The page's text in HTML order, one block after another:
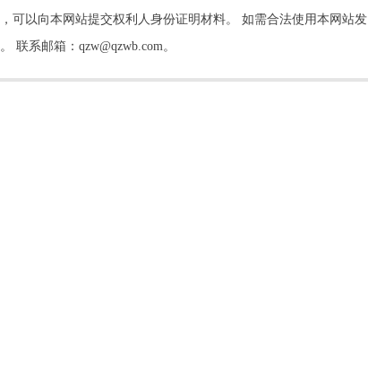
可以向本网站提交权利人身份证明材料。 如需合法使用本网站发
联系邮箱：qzw@qzwb.com。